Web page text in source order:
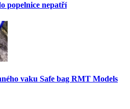
popelnice nepatří
vaku Safe bag RMT Models